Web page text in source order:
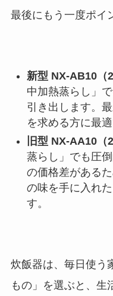
最後にもう一度ポイ
新型 NX-AB10（
中加熱蒸らし」
引き出します。
を求める方に最適
旧型 NX-AA10（
蒸らし」でも圧
の価格差がある
の味を手に入れ
す。
炊飯器は、毎日使う
もの」を選ぶと、生